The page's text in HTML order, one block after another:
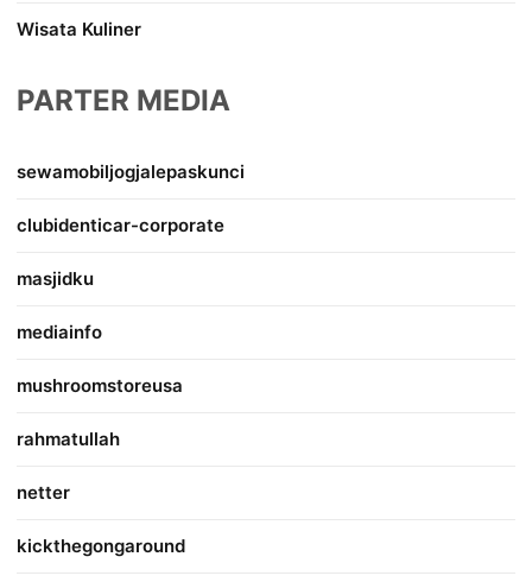
Wisata Kuliner
PARTER MEDIA
sewamobiljogjalepaskunci
clubidenticar-corporate
masjidku
mediainfo
mushroomstoreusa
rahmatullah
netter
kickthegongaround